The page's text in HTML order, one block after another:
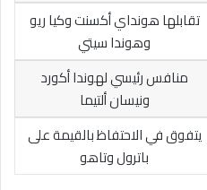
تقابلها هونداي أكسنت وكيا ريو
وهوندا سيتي
منافس رئيسي لهوندا أكورد
ونيسان ألتيما
يتفوق في الاحتفاظ بالقيمة على
باترول وتاهو